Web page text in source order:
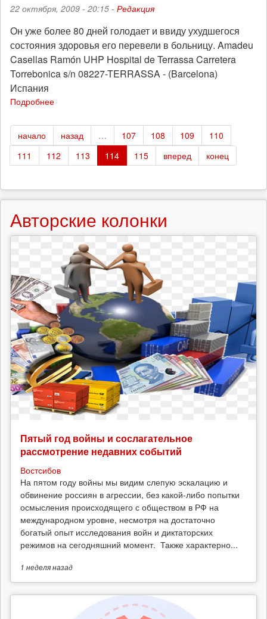
22 октября, 2009 - 20:15 - Редакция
Он уже более 80 дней голодает и ввиду ухудшегося
состояния здоровья его перевели в больницу. Amadeu
Casellas Ramón UHP Hospital de Terrassa Carretera
Torrebonica s/n 08227-TERRASSA - (Barcelona)
Испания
Подробнее
адрес
Амадеу
Касельяса
начало назад … 107 108 109
110
111
112 113 114 115 вперед конец
Авторские колонки
Пятый год войны и сослагательное
рассмотрение недавних событий
Востсибов
На пятом году войны мы видим слепую эскалацию и
обвинение россиян в агрессии, без какой-либо попытки
осмысления происходящего с обществом в РФ на
международном уровне, несмотря на достаточно
богатый опыт исследования войн и диктаторских
режимов на сегодняшний момент. Также характерно...
1 неделяназад